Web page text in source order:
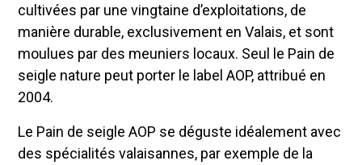
cultivées par une vingtaine d’exploitations, de
manière durable, exclusivement en Valais, et sont
moulues par des meuniers locaux. Seul le Pain de
seigle nature peut porter le label AOP, attribué en
2004.
Le Pain de seigle AOP se déguste idéalement avec
des spécialités valaisannes, par exemple de la